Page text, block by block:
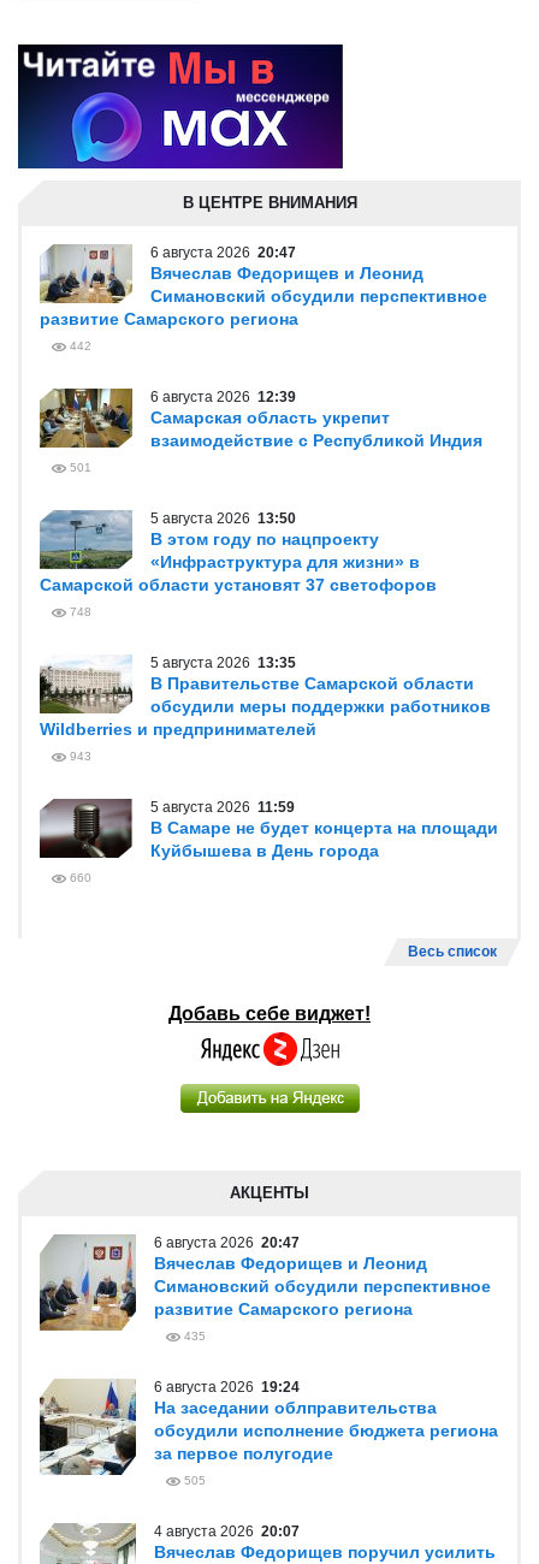
В ЦЕНТРЕ ВНИМАНИЯ
6 августа 2026 20:47
Вячеслав Федорищев и Леонид
Симановский обсудили перспективное
развитие Самарского региона
442
6 августа 2026 12:39
Самарская область укрепит
взаимодействие с Республикой Индия
501
5 августа 2026 13:50
В этом году по нацпроекту
«Инфраструктура для жизни» в
Самарской области установят 37 светофоров
748
5 августа 2026 13:35
В Правительстве Самарской области
обсудили меры поддержки работников
Wildberries и предпринимателей
943
5 августа 2026 11:59
В Самаре не будет концерта на площади
Куйбышева в День города
660
Весь список
Добавь себе виджет!
АКЦЕНТЫ
6 августа 2026 20:47
Вячеслав Федорищев и Леонид
Симановский обсудили перспективное
развитие Самарского региона
435
6 августа 2026 19:24
На заседании облправительства
обсудили исполнение бюджета региона
за первое полугодие
505
4 августа 2026 20:07
Вячеслав Федорищев поручил усилить